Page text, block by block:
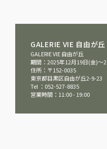
GALERIE VIE 自由が​
GALERIE VIE 自由が丘
期間：2025年12月19日(金)〜
住所：〒152-0035
東京都目黒区自由が丘2-9-23
Tel ：052-527-8835
営業時間：11:00 - 19:00